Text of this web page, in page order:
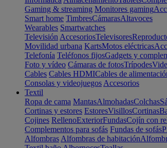
Gaming & streaming Monitores gaming
Smart home TimbresCámarasAltavoces
Wearables Smartwatches
Televisión AccesoriosTelevisores
Movilidad urbana KartsMotos eléctricas
Telefonía Teléfonos fijosGadgets y
Foto y vídeo Cámaras de fotosTrípodes
Cables Cables HDMICables de
Consolas y videojuegos Accesorios
Textil
Ropa de cama MantasAlmohadasColchas
Cortinas y estores EstoresVisillosCortinas
Cojines RellenoExteriorFundasCojín con
Complementos para sofás Fundas de sofás
Alfombras Alfombras de habitación